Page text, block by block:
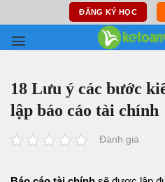
content
ĐĂNG KÝ HỌC
18 Lưu ý các bước
lập báo cáo tài chính
Đánh giá